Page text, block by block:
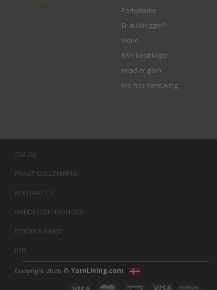
Perleplader
Er du blogger?
Video
EAN bestillinger
Hvad er garn
Job hos YarnLiving
OM OS
FRAGT OG LEVERING
KONTAKT OS
HANDELSBETINGELSER
FORTROLIGHED
JOB
Copyright 2026 © YarnLiving.com